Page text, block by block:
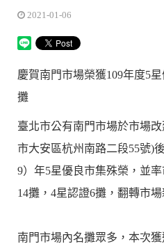
2021-01-06
慶賀南門市場榮獲109年度5
攤
臺北市公有南門市場於市場
市大安區杭州南路二段55號)
9）年5星優良市集殊榮，並
14攤，4星認證6攤，翻轉市場
南門市場內名攤眾多，本次